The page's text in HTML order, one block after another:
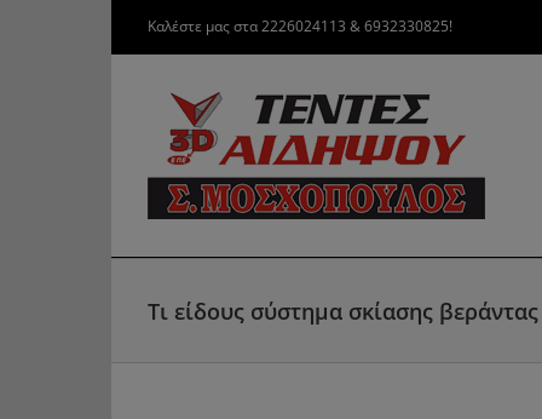
Καλέστε μας στα 2226024113 & 6932330825!
Τι είδους σύστημα σκίασης